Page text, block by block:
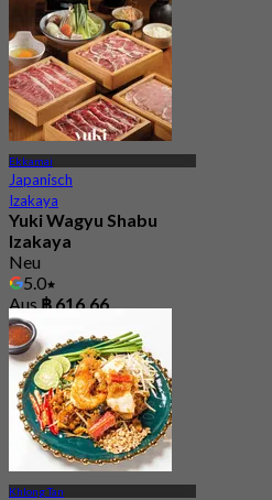
Ekkamai
Japanisch
Izakaya
Yuki Wagyu Shabu
Izakaya
Neu
5.0
Aus฿ 616.66
Khlong Tan